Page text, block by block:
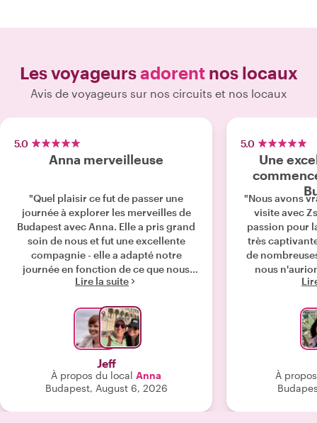
Les voyageursadorentnos locaux
Avis de voyageurs sur nos circuits et nos locaux
5.0
Anna merveilleuse
"Quel plaisir ce fut de passer une
journée à explorer les merveilles de
Budapest avec Anna. Elle a pris grand
soin de nous et fut une excellente
compagnie - elle a adapté notre
journée en fonction de ce que nous
avions déjà visité. Merci Jeff & Lily"
Lire la suite
Jeff
À propos du local Anna
Budapest, August 6, 2026
5.0
Une
"Nous avons
visite avec
passion pour
très
de
nous
trouvées par
ce qui a été
excellente
À